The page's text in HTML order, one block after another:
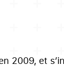
2009, et